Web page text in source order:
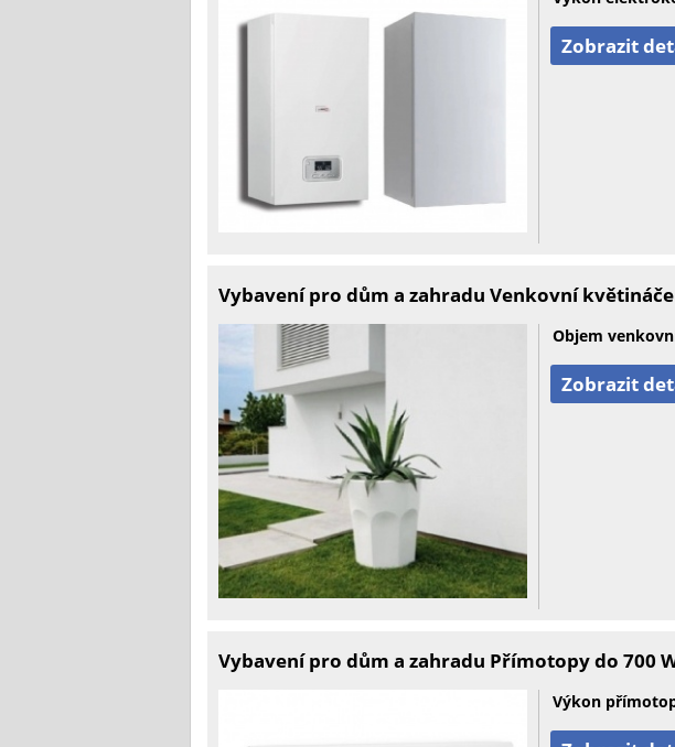
Zobrazit
Vybavení pro dům a zahradu Venkovní
Objem
Zobrazit
Vybavení pro dům a zahradu Přímotopy do 700
Výkon